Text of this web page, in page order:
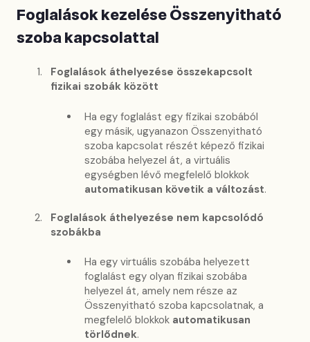
Foglalások kezelése Összenyitható
szoba kapcsolattal
Foglalások áthelyezése összekapcsolt
fizikai szobák között
Ha egy foglalást egy fizikai szobából
egy másik, ugyanazon Összenyitható
szoba kapcsolat részét képező fizikai
szobába helyezel át, a virtuális
egységben lévő megfelelő blokkok
automatikusan követik a változást.
Foglalások áthelyezése nem kapcsolódó
szobákba
Ha egy virtuális szobába helyezett
foglalást egy olyan fizikai szobába
helyezel át, amely nem része az
Összenyitható szoba kapcsolatnak, a
megfelelő blokkok automatikusan
törlődnek.